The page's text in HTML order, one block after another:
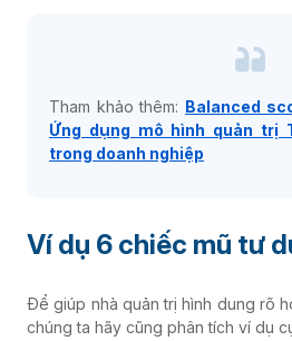
Tham khảo thêm: Balanced
Ứng dụng mô hình quản trị
trong doanh nghiệp
Ví dụ 6 chiếc mũ tư
Để giúp nhà quản trị hình dung rõ
chúng ta hãy cũng phân tích ví dụ